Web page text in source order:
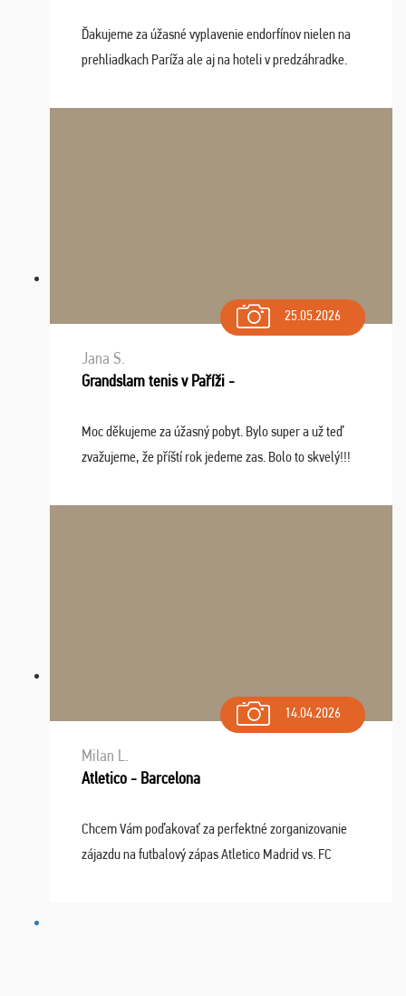
Ďakujeme za úžasné vyplavenie endorfínov nielen na
prehliadkach Paríža ale aj na hoteli v predzáhradke.
spomínať a zväžujeme repete budúci rok : ...
25.05.2026
Jana S.
Grandslam tenis v Paříži -
Moc děkujeme za úžasný pobyt. Bylo super a už teď
zvažujeme, že příští rok jedeme zas. Bolo to skvelý!!!
14.04.2026
Milan L.
Atletico - Barcelona
Chcem Vám poďakovať za perfektné zorganizovanie
zájazdu na futbalový zápas Atletico Madrid vs. FC